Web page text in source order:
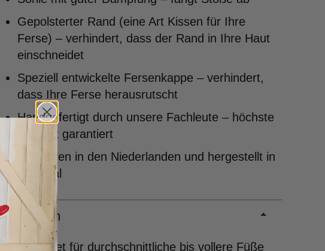
Gepolsterter Rand (eine Art Kissen für Ihre
Ferse) – verhindert, dass der Rand in Ihre Haut
einschneidet
Speziell entwickelte Fersenkappe – verhindert,
dass Ihre Ferse herausrutscht
Handgefertigt durch unsere Fachleute – höchste
Qualität garantiert
Entworfen in den Niederlanden und hergestellt in
Portugal
Passform
Geeignet für durchschnittliche bis vollere Füße